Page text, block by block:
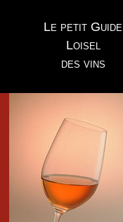
Le petit Guide
Loisel
des vins